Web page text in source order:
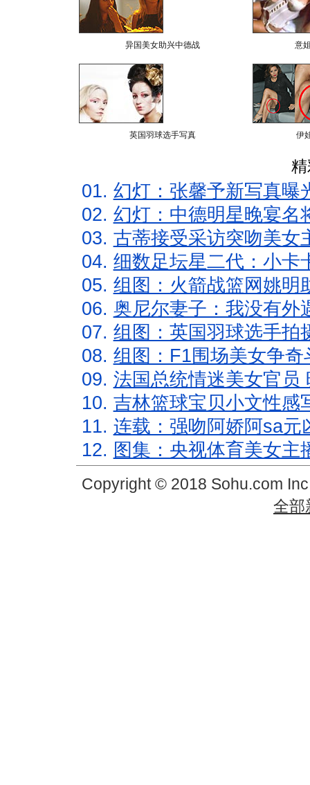
异国美女助兴中德战 意
英国羽球选手写真 伊
01. 幻灯：张馨予新写真曝
02. 幻灯：中德明星晚宴名
03. 古蒂接受采访突吻美女
04. 细数足坛星二代：小卡
05. 组图：火箭战篮网姚明
06. 奥尼尔妻子：我没有外
07. 组图：英国羽球选手拍
08. 组图：F1围场美女争
09. 法国总统情迷美女官员
10. 吉林篮球宝贝小文性感
11. 连载：强吻阿娇阿sa元
12. 图集：央视体育美女主
Copyright © 2018 Sohu.com
全部